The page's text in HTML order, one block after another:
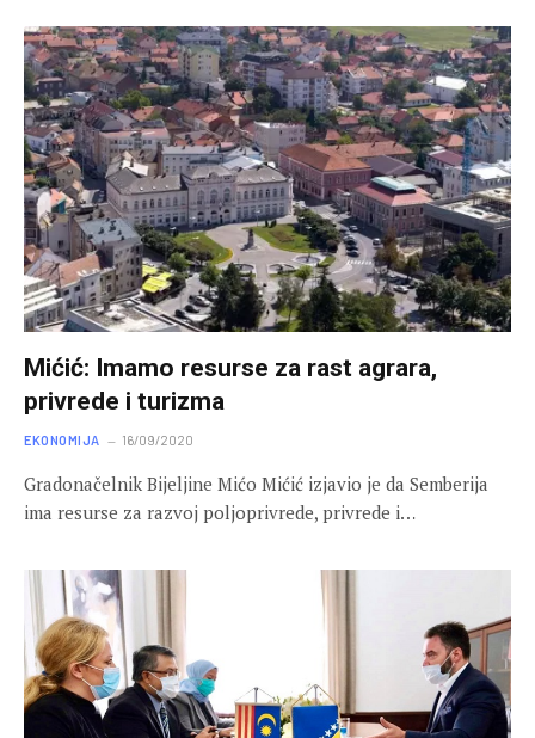
Mićić: Imamo resurse za rast agrara,
privrede i turizma
EKONOMIJA 16/09/2020
Gradonačelnik Bijeljine Mićo Mićić izjavio je da Semberija
ima resurse za razvoj poljoprivrede, privrede i…